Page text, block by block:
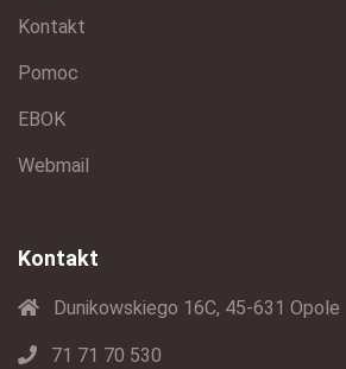
Kontakt
Pomoc
EBOK
Webmail
Kontakt
Dunikowskiego 16C, 45-631 Opole
71 71 70 530